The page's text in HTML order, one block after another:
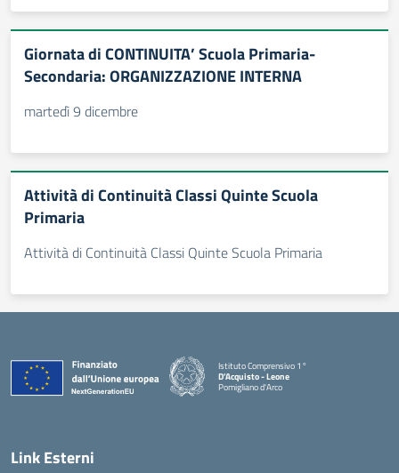
Giornata di CONTINUITA’ Scuola Primaria-
Secondaria: ORGANIZZAZIONE INTERNA
martedì 9 dicembre
Attività di Continuità Classi Quinte Scuola
Primaria
Attività di Continuità Classi Quinte Scuola Primaria
Istituto Comprensivo 1°
D'Acquisto - Leone
Pomigliano d'Arco
— Visita la pagina iniziale della scuola
Link Esterni